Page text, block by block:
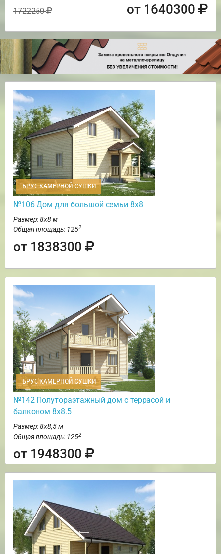
1722250 от 1640300
БРУС КАМЕРНОЙ СУШКИ
№106 Дом для большой семьи 8х8
Размер: 8х8 м
Общая площадь: 1252
от 1838300
БРУС КАМЕРНОЙ СУШКИ
№142 Полутораэтажный дом с террасой и
балконом 8х8.5
Размер: 8х8,5 м
Общая площадь: 1252
от 1948300